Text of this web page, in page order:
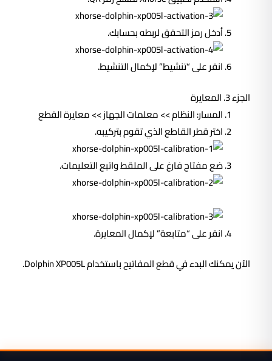
أدخل رمز التحقق لربطه بحسابك.
انقر على “تنشيط” لإكمال التنشيط.
الجزء 3. المعايرة
المسار: النظام >> معلمات الجهاز >> معايرة القطع
اختر قطر القاطع الذي تقوم بتركيبه.
ضع مفتاح فارغ على الملقط واتبع التعليمات.
انقر على “متابعة” لإكمال المعايرة.
الآن يمكنك البدء في قطع المفاتيح باستخدام Dolphin XP005L.